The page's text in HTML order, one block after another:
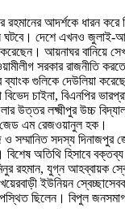
আদর্শকে ধারন করে
দেশে এখনও জুলাই-
আয়নাঘর বানিয়ে
সরকার রাজনীতি
ব্যাংক গুলিকে দেউলিয়া
চাইনা, বিএনপির
উত্তর লক্ষ্মীপুর উচ্চ
এম রেজওয়ানুল হক।
সদস্য দিনাজপুর
অতিথি হিসাবে
রহমান, যুগ্ন আহব্বায়ক
ইউনিয়ন
ছিলেন। বিপুল